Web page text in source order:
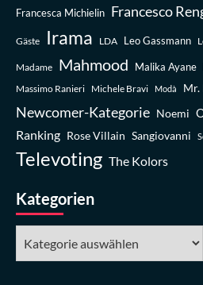
Francesca Michielin Francesco
Gäste Irama LDA Leo Gassmann
Madame Mahmood Malika Ayane
Massimo Ranieri Michele Bravi Modà Mr.
Newcomer-Kategorie Noemi
Ranking Rose Villain Sangiovanni
Televoting The Kolors
Kategorien